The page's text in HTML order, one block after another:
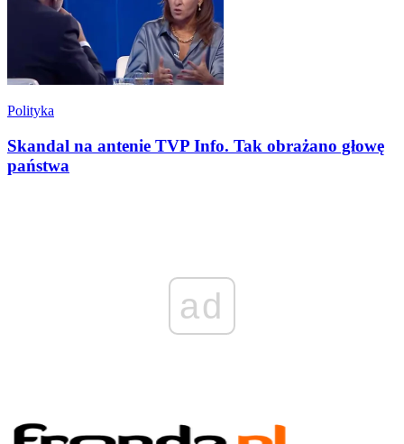
Polityka
Skandal na antenie TVP Info. Tak obrażano głowę
państwa
ad